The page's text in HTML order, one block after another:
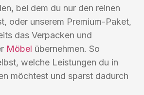
bei dem du nur den reinen
oder unserem Premium-Paket,
das Verpacken und
Möbel übernehmen. So
welche Leistungen du in
möchtest und sparst dadurch